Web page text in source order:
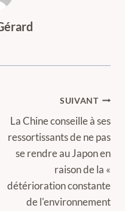
SUIVANT
La Chine conseille à ses
ressortissants de ne pas
se rendre au Japon en
raison de la «
détérioration constante
de l'environnement